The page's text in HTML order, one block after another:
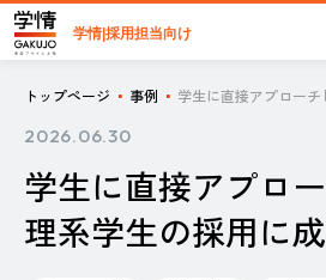
学情|採用担当向け
トップページ 事例
2026.06.30
学生に直接アプロ
理系学生の採用に